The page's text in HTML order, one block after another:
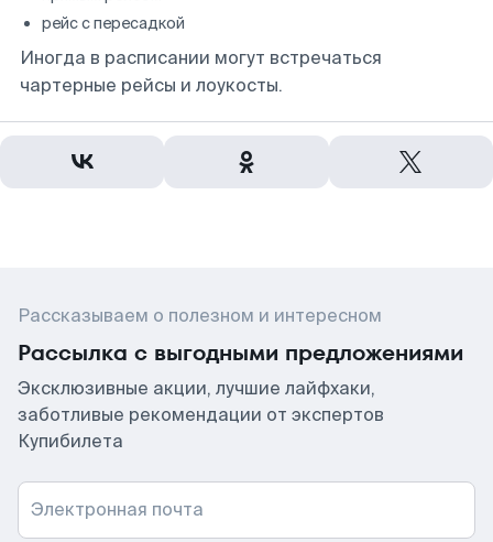
рейс с пересадкой
Иногда в расписании могут встречаться
чартерные рейсы и лоукосты.
Рассказываем о полезном и интересном
Рассылка с выгодными предложениями
Эксклюзивные акции, лучшие лайфхаки,
заботливые рекомендации от экспертов
Купибилета
Электронная почта